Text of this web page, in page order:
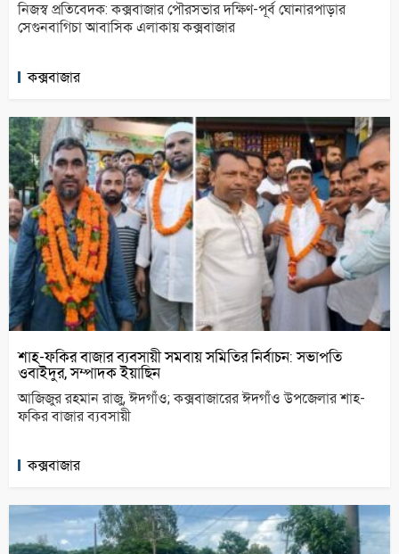
নিজস্ব প্রতিবেদক: কক্সবাজার পৌরসভার দক্ষিণ-পূর্ব ঘোনারপাড়ার
সেগুনবাগিচা আবাসিক এলাকায় কক্সবাজার
কক্সবাজার
শাহ-ফকির বাজার ব্যবসায়ী সমবায় সমিতির নির্বাচন: সভাপতি
ওবাইদুর, সম্পাদক ইয়াছিন
আজিজুর রহমান রাজু, ঈদগাঁও; কক্সবাজারের ঈদগাঁও উপজেলার শাহ-
ফকির বাজার ব্যবসায়ী
কক্সবাজার